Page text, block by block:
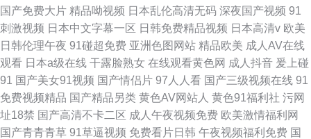
国产免费大片 精品呦视频 日本乱伦高清无码 深夜国产视频 91
刺激视频 日本中文字幕一区 日韩免费精品视频 日本高清v 欧美
日韩伦理午夜 91碰超免费 亚洲色图网站 精品欧美 成人AV在线
观看 日本a级在线 干露脸熟女 在线观看黄色网 成人抖音 爰上碰
91 国产美女91视频 国产情侣片 97人人看 国产三级视频在线 91
免费视频精品 国产精品另类 黄色AV网站人 黄色91福利社 污网
址18禁 国产高清不卡二区 成人午夜视频免费 欧美激情福利网
国产青青青草 91草逼视频 免费看片日韩 午夜视频福利免费 国